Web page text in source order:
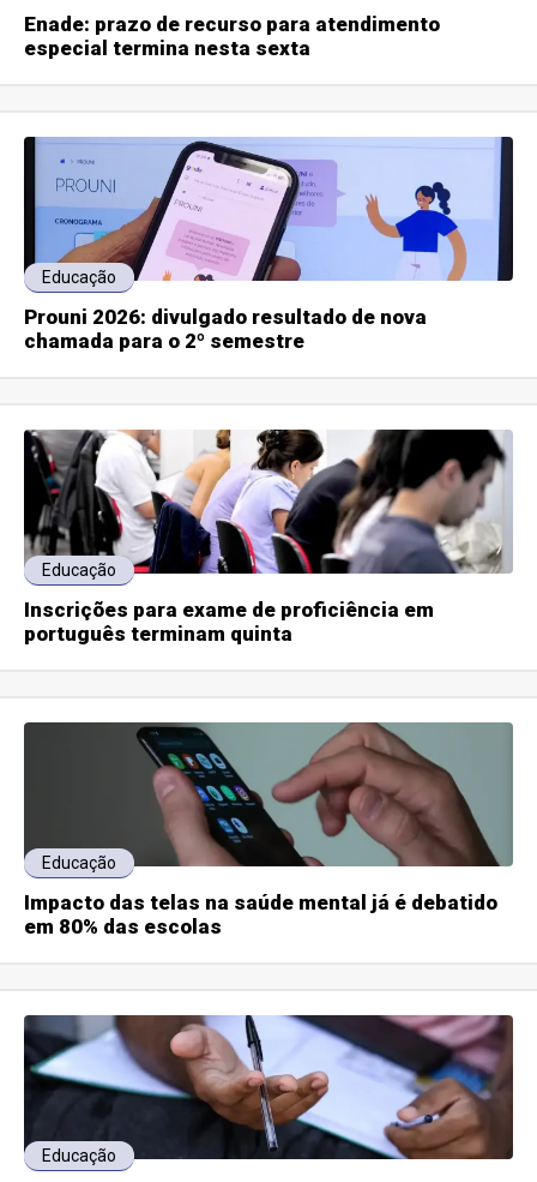
Enade: prazo de recurso para atendimento
especial termina nesta sexta
Educação
Prouni 2026: divulgado resultado de nova
chamada para o 2º semestre
Educação
Inscrições para exame de proficiência em
português terminam quinta
Educação
Impacto das telas na saúde mental já é debatido
em 80% das escolas
Educação